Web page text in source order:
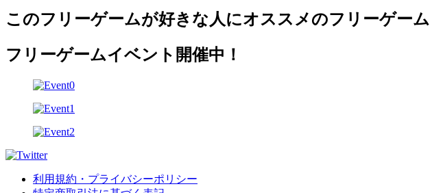
このフリーゲームが好きな人にオススメのフリーゲーム
フリーゲームイベント開催中！
利用規約・プライバシーポリシー